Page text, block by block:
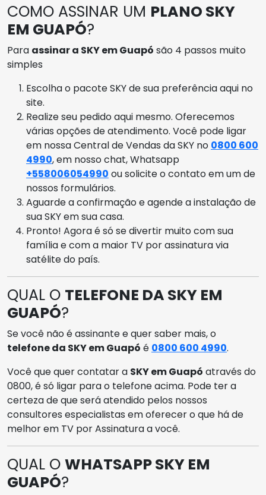
COMO ASSINAR UM PLANO SKY
EM GUAPÓ?
Para assinar a SKY em Guapó são 4 passos muito
simples
Escolha o pacote SKY de sua preferência aqui no
site.
Realize seu pedido aqui mesmo. Oferecemos
várias opções de atendimento. Você pode ligar
em nossa Central de Vendas da SKY no 0800 600
4990, em nosso chat, Whatsapp
+558006054990 ou solicite o contato em um de
nossos formulários.
Aguarde a confirmação e agende a instalação de
sua SKY em sua casa.
Pronto! Agora é só se divertir muito com sua
família e com a maior TV por assinatura via
satélite do país.
QUAL O TELEFONE DA SKY EM
GUAPÓ?
Se você não é assinante e quer saber mais, o
telefone da SKY em Guapó é 0800 600 4990.
Você que quer contatar a SKY em Guapó através do
0800, é só ligar para o telefone acima. Pode ter a
certeza de que será atendido pelos nossos
consultores especialistas em oferecer o que há de
melhor em TV por Assinatura a você.
QUAL O WHATSAPP SKY EM
GUAPÓ?